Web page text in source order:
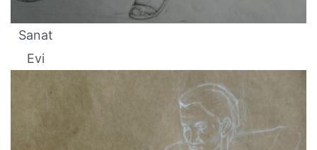
Sanat
Evi